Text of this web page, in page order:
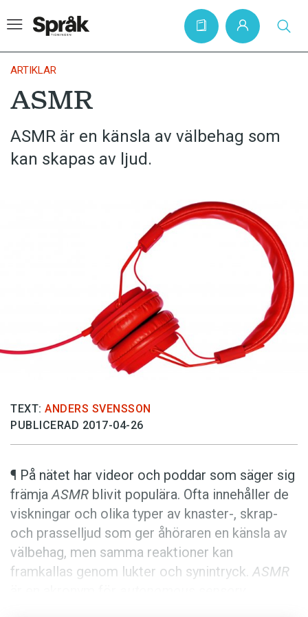
Hem
Artiklar
Krönikor
Anmäl till språkpolisen
Föreslå nyord
Läs Språktidningen digitalt
Press
ARTIKLAR
ASMR
ASMR är en känsla av välbehag som
kan skapas av ljud.
TEXT: ANDERS SVENSSON
PUBLICERAD 2017-04-26
¶ På nätet har videor och poddar som säger sig
främjaASMR blivit populära. Ofta innehåller de
viskningar och olika typer av knaster-, skrap-
och prasselljud som ger åhöraren en känsla av
välbehag, men samma reaktioner kan
framkallas genom lukter och synintryck. ASMR